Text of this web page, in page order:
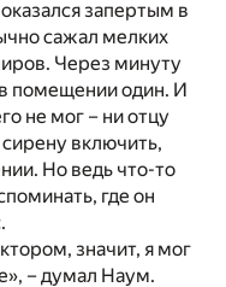
запертым в
сажал мелких
Через минуту
помещении один. И
не мог – ни отцу
включить,
Но ведь что-то
где он
значит, я мог
– думал Наум.